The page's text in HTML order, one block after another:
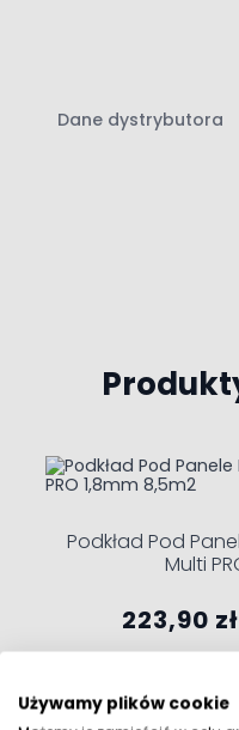
powierzchnia: struktura
zastosowanie na
Dane dystrybutora
Podkład Pod
Multi
223,90 zł
Używamy plików cookie